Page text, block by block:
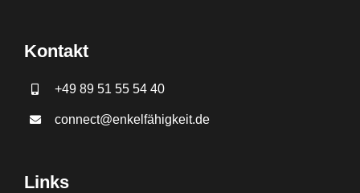
Kontakt
+49 89 51 55 54 40
connect@enkelfähigkeit.de
Links